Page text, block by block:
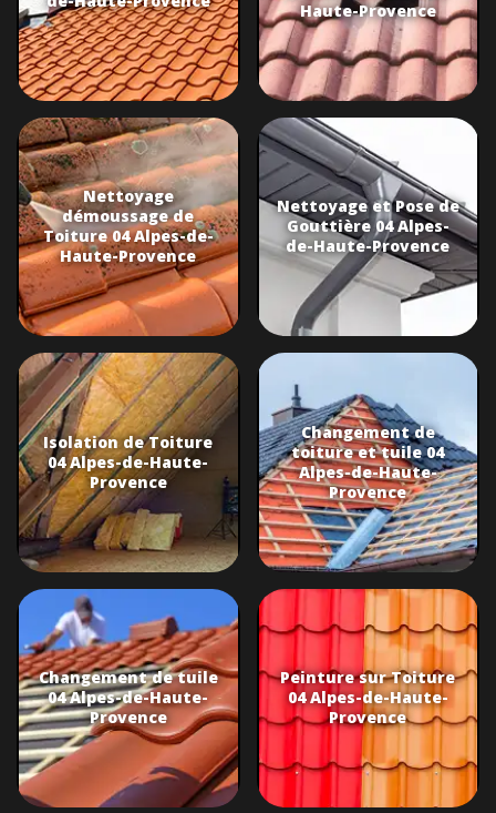
Haute-Provence
Nettoyage
démoussage de
Toiture 04 Alpes-de-
Haute-Provence
Nettoyage et Pose de
Gouttière 04 Alpes-
de-Haute-Provence
Isolation de Toiture
04 Alpes-de-Haute-
Provence
Changement de
toiture et tuile 04
Alpes-de-Haute-
Provence
Changement de tuile
04 Alpes-de-Haute-
Provence
Peinture sur Toiture
04 Alpes-de-Haute-
Provence